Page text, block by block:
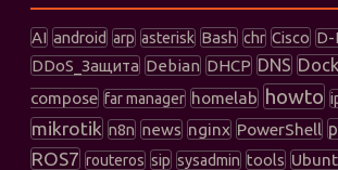
AI android arp asterisk Bash chr Cisco D-
DDoS_Защита Debian DHCP DNS
compose far manager homelab howto
mikrotik n8n news nginx PowerShell
ROS7 routeros sip sysadmin tools